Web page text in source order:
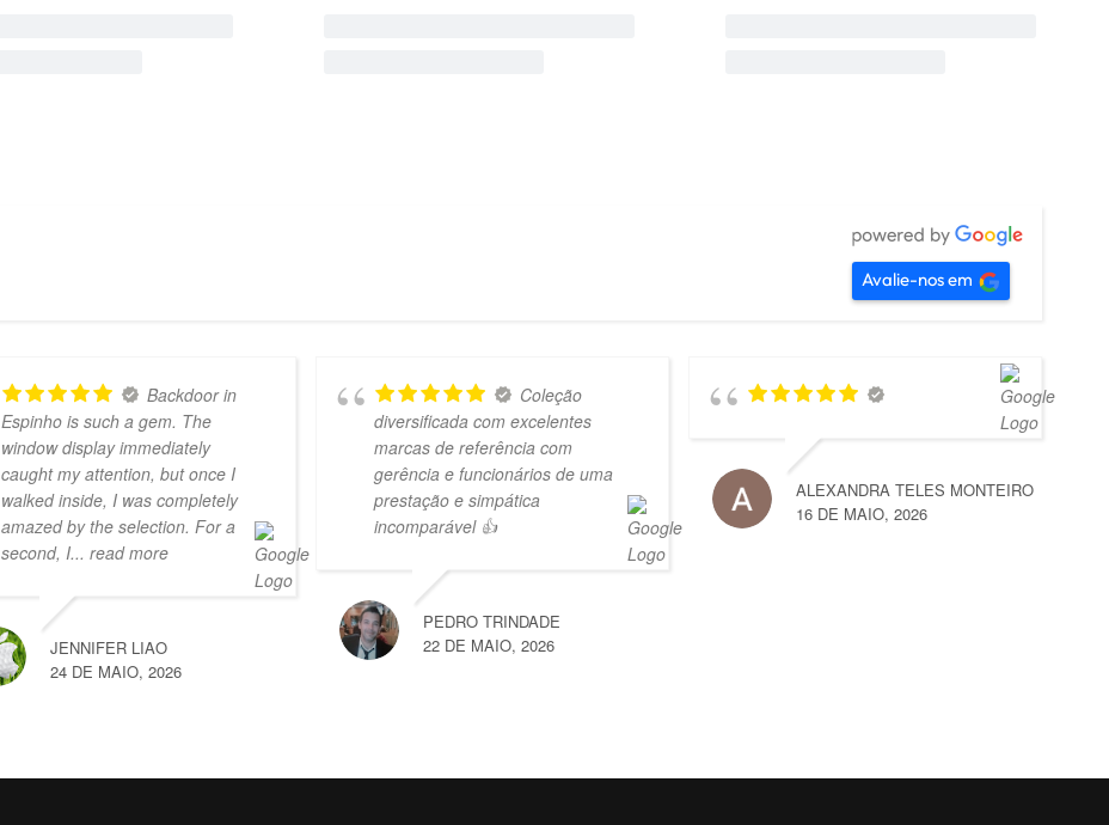
Avalie-nos em
Backdoor in
Espinho is such a gem. The
window display immediately
caught my attention, but once I
walked inside, I was completely
amazed by the selection. For a
second, I... read more
JENNIFER LIAO
24 DE MAIO, 2026
Coleção
diversificada com excelentes
marcas de referência com
gerência e funcionários de uma
prestação e simpática
incomparável 👍
PEDRO TRINDADE
22 DE MAIO, 2026
ALEXANDRA TELES MONTEIRO
16 DE MAIO, 2026